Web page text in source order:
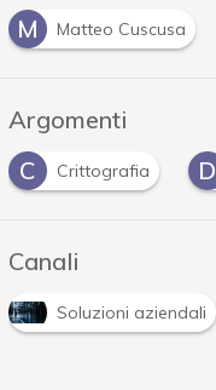
M
Matteo Cuscusa
Argomenti
C Crittografia D
Canali
Soluzioni aziendali